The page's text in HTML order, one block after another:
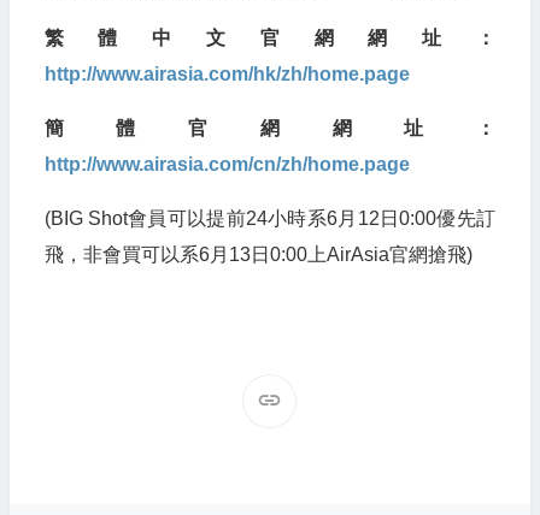
繁體中文官網網址：
http://www.airasia.com/hk/zh/home.page
簡體官網網址：
http://www.airasia.com/cn/zh/home.page
(BIG Shot會員可以提前24小時系6月12日0:00優先訂
飛，非會買可以系6月13日0:00上AirAsia官網搶飛)